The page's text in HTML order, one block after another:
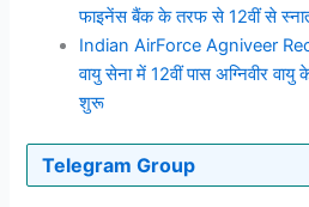
फाइनेंस बैंक के तरफ से 12वीं से
Indian AirForce Agniveer
वायु सेना में 12वीं पास अग्निवीर
शुरू
Telegram Group